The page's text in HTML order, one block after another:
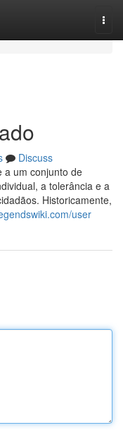
Discuss
a um conjunto de
a tolerância e a
Historicamente,
user